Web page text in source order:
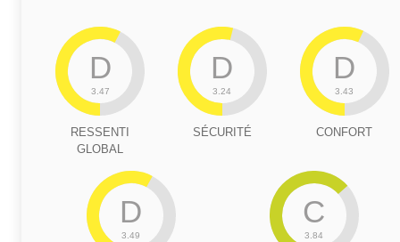
D
3.47
RESSENTI
GLOBAL
D
3.24
SÉCURITÉ
D
3.43
CONFORT
D
3.49
C
3.84